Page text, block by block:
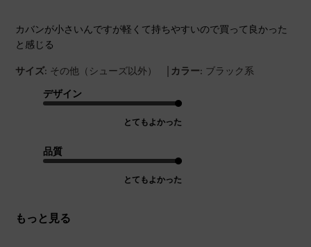
カバンが小さいんですが軽くて持ちやすいので買って良かった
と感じる
サイズ: その他（シューズ以外） | カラー: ブラック系
デザイン
とてもよかった
品質
とてもよかった
もっと見る